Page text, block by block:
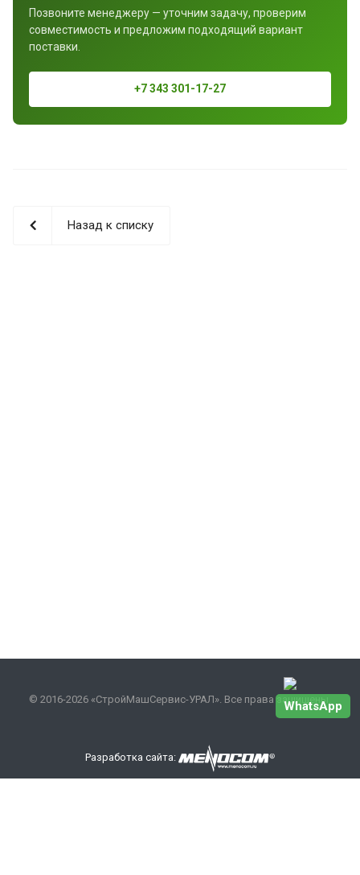
Позвоните менеджеру — уточним задачу, проверим
совместимость и предложим подходящий вариант
поставки.
+7 343 301-17-27
Назад к списку
© 2016-2026 «СтройМашСервис-УРАЛ». Все права защищены.
Разработка сайта:
WhatsApp